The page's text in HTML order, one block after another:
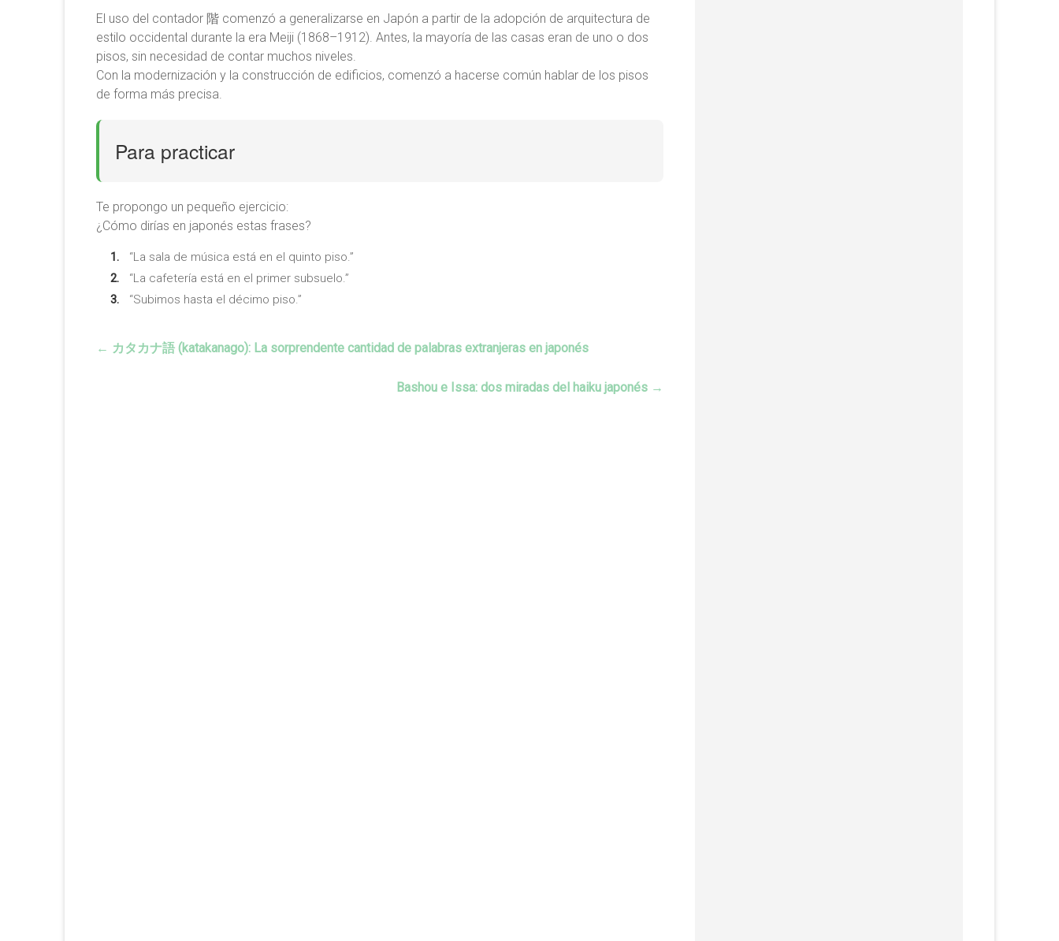
El uso del contador 階 comenzó a generalizarse en Japón a partir de la adopción de arquitectura de
estilo occidental durante la era Meiji (1868–1912). Antes, la mayoría de las casas eran de uno o dos
pisos, sin necesidad de contar muchos niveles.
Con la modernización y la construcción de edificios, comenzó a hacerse común hablar de los pisos
de forma más precisa.
Para practicar
Te propongo un pequeño ejercicio:
¿Cómo dirías en japonés estas frases?
“La sala de música está en el quinto piso.”
“La cafetería está en el primer subsuelo.”
“Subimos hasta el décimo piso.”
← カタカナ語 (katakanago): La sorprendente cantidad de palabras extranjeras en japonés
Bashou e Issa: dos miradas del haiku japonés →